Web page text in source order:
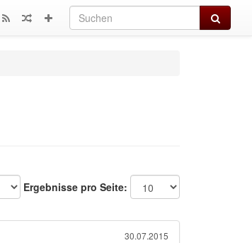
Suchen
Ergebnisse pro Seite:
30.07.2015